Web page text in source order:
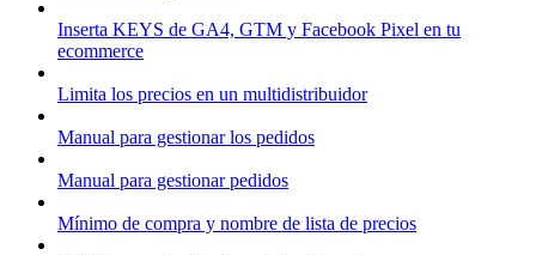
Inserta KEYS de GA4, GTM y Facebook Pixel en tu
ecommerce
Limita los precios en un multidistribuidor
Manual para gestionar los pedidos
Manual para gestionar pedidos
Mínimo de compra y nombre de lista de precios